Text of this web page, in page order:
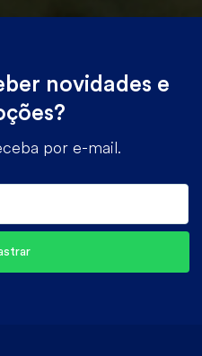
novidades e
por e-mail.